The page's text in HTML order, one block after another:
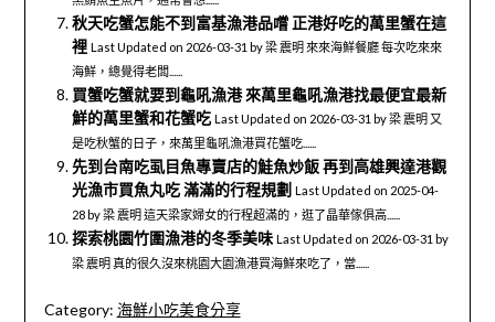
秋天吃蟹怎能不到富基漁港品嚐 正港好吃的萬里蟹在這
裡 Last Updated on 2026-03-31 by 梁 震明 來來海鮮餐廳 每次吃來來
海鮮，總覺得老闆......
買蟹吃蟹就要到龜吼漁港 來萬里龜吼漁港找最便宜最新
鮮的萬里蟹和花蟹吃 Last Updated on 2026-03-31 by 梁 震明 又
是吃秋蟹的日子，來萬里龜吼漁港買花蟹吃......
先到台南吃虱目魚專賣店的鮭魚炒飯 再到高雄興達港觀
光漁市買魚丸吃 滿滿的行程規劃 Last Updated on 2025-04-
28 by 梁 震明 這天梁家婦女的行程超滿的，逛了晶華傢俱高......
探索桃園竹圍漁港的冬季美味 Last Updated on 2026-03-31 by
梁 震明 真的很久沒來桃園大園漁港買海鮮來吃了，當......
Category: 海鮮小吃美食分享